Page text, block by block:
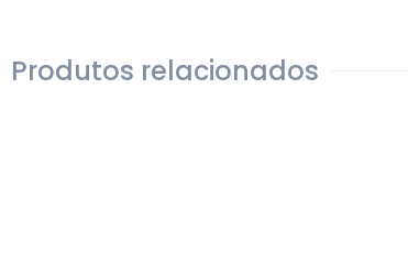
Produtos relacionados